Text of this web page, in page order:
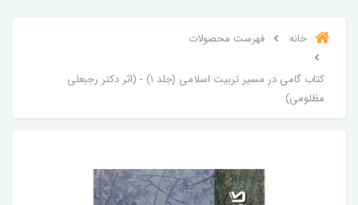
خانه فهرست محصولات
کتاب گامی در مسیر تربیت اسلامی (جلد ۱) - (اثر دکتر رجبعلی
مظلومی)